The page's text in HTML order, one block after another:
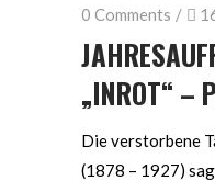
0 Comments
„INROT“ –
Die verstorbene
(1878 – 1927)